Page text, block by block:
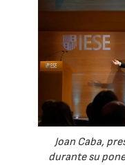
Joan Caba,
durante su